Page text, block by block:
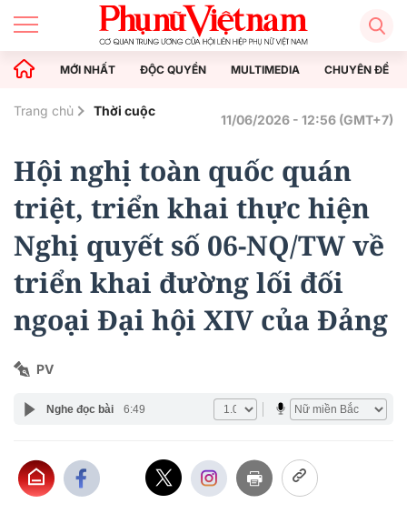
MỚI NHẤT ĐỘC QUYỀN MULTIMEDIA CHUYÊN ĐỀ
Trang chủ Thời cuộc
11/06/2026 - 12:56 (GMT+7)
Hội nghị toàn quốc quán
triệt, triển khai thực hiện
Nghị quyết số 06-NQ/TW về
triển khai đường lối đối
ngoại Đại hội XIV của Đảng
PV
Nghe đọc bài 6:49